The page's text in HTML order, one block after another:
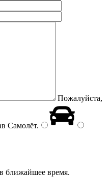
Пожалуйста,
Самолёт.
ближайшее время.